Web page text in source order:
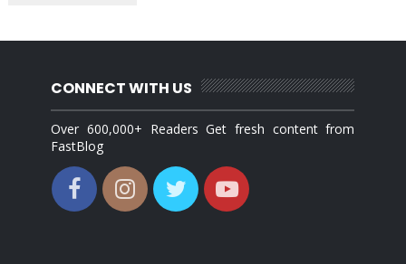
CONNECT WITH US
Over 600,000+ Readers Get fresh content from
FastBlog